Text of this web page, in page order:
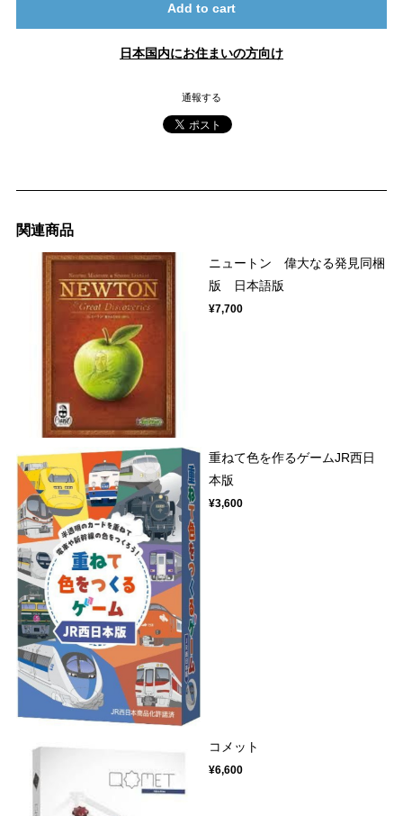
Add to cart
日本国内にお住まいの方向け
通報する
関連商品
ニュートン 偉大なる発見同梱
版 日本語版
¥7,700
重ねて色を作るゲームJR西日
本版
¥3,600
コメット
¥6,600